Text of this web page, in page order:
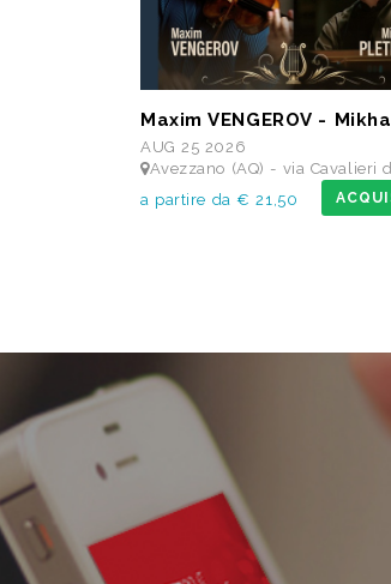
AUG 25 2026
Avezzano (AQ) - via Cavalieri di Vittorio Veneto -
a partire da € 21,50